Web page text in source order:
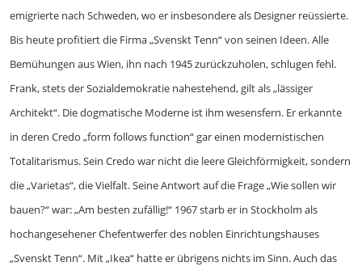
emigrierte nach Schweden, wo er insbesondere als Designer reüssierte.
Bis heute profitiert die Firma „Svenskt Tenn“ von seinen Ideen. Alle
Bemühungen aus Wien, ihn nach 1945 zurückzuholen, schlugen fehl.
Frank, stets der Sozialdemokratie nahestehend, gilt als „lässiger
Architekt“. Die dogmatische Moderne ist ihm wesensfern. Er erkannte
in deren Credo „form follows function“ gar einen modernistischen
Totalitarismus. Sein Credo war nicht die leere Gleichförmigkeit, sondern
die „Varietas“, die Vielfalt. Seine Antwort auf die Frage „Wie sollen wir
bauen?“ war: „Am besten zufällig!“ 1967 starb er in Stockholm als
hochangesehener Chefentwerfer des noblen Einrichtungshauses
„Svenskt Tenn“. Mit „Ikea“ hatte er übrigens nichts im Sinn. Auch das